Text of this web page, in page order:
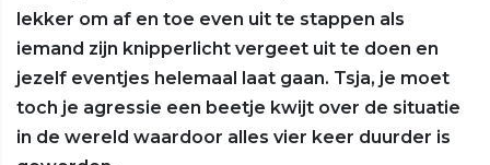
lekker om af en toe even uit te stappen als
iemand zijn knipperlicht vergeet uit te doen en
jezelf eventjes helemaal laat gaan. Tsja, je moet
toch je agressie een beetje kwijt over de situatie
in de wereld waardoor alles vier keer duurder is